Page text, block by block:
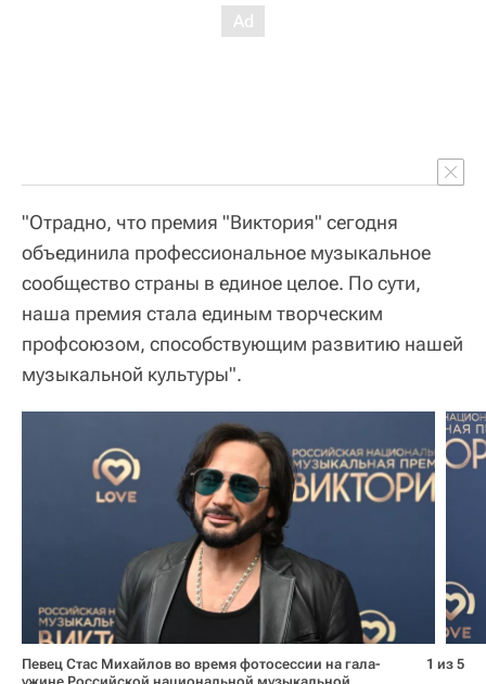
"Отрадно, что премия "Виктория" сегодня
объединила профессиональное музыкальное
сообщество страны в единое целое. По сути,
наша премия стала единым творческим
профсоюзом, способствующим развитию нашей
музыкальной культуры".
Певец Стас Михайлов во время фотосессии на гала-
1 из 5